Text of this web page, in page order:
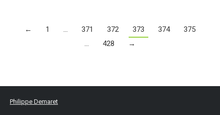
← 1 … 371 372 373 374
375
…
428 →
Philippe Demaret